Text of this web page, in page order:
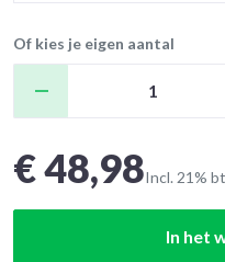
Of kies je eigen aantal
€ 48,98Incl. 21%
In het